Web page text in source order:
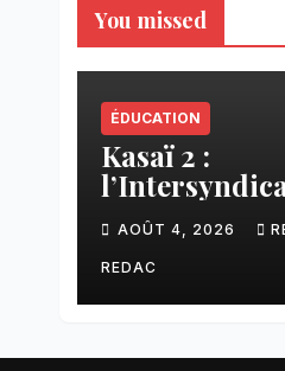
You missed
ÉDUCATION
Kasaï 2 :
enseignants
une
financière
aux écoles
AOÛT 4, 2026
REDAC